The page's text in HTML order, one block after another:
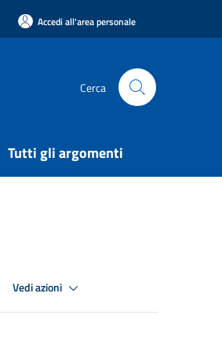
Accedi all'area personale
Cerca
Tutti gli argomenti
Vedi azioni